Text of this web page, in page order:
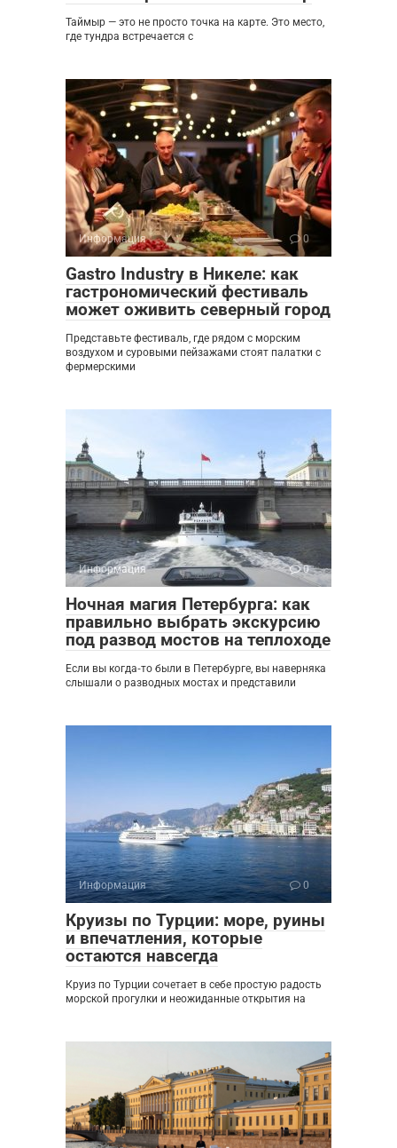
Таймыр — это не просто точка на карте. Это место,
где тундра встречается с
Информация 0
Gastro Industry в Никеле: как
гастрономический фестиваль
может оживить северный город
Представьте фестиваль, где рядом с морским
воздухом и суровыми пейзажами стоят палатки с
фермерскими
Информация 0
Ночная магия Петербурга: как
правильно выбрать экскурсию
под развод мостов на теплоходе
Если вы когда‑то были в Петербурге, вы наверняка
слышали о разводных мостах и представили
Информация 0
Круизы по Турции: море, руины
и впечатления, которые
остаются навсегда
Круиз по Турции сочетает в себе простую радость
морской прогулки и неожиданные открытия на